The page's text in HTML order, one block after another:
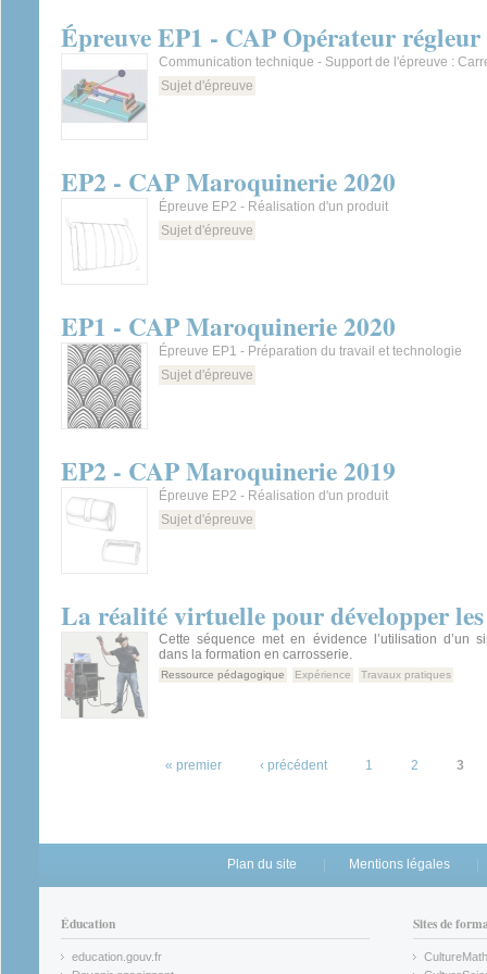
Épreuve EP1 - CAP Opérateur
Communication technique - Support de l'épreuve :
Sujet d'épreuve
EP2 - CAP Maroquinerie 2020
Épreuve EP2 - Réalisation d'un produit
Sujet d'épreuve
EP1 - CAP Maroquinerie 2020
Épreuve EP1 - Préparation du travail et technologie
Sujet d'épreuve
EP2 - CAP Maroquinerie 2019
Épreuve EP2 - Réalisation d'un produit
Sujet d'épreuve
La réalité virtuelle pour développer les
Cette séquence met en évidence l’utilisation d’un
dans la formation en carrosserie.
Ressource pédagogique Expérience Travaux pratiques
« premier ‹ précédent 1 2 3
Plan du site Mentions légales
Éducation
education.gouv.fr
Sites de
CultureMath